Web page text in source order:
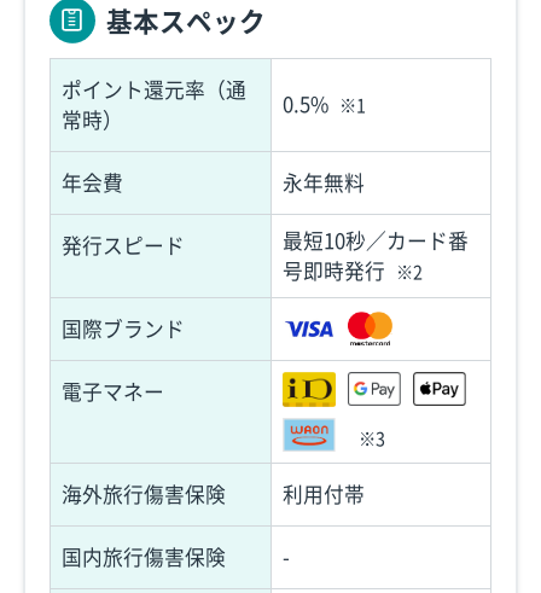
基本スペック
ポイント還元率（通
常時）
0.5% ※1
年会費 永年無料
発行スピード
最短10秒／カード番
号即時発行 ※2
国際ブランド
電子マネー
※3
海外旅行傷害保険 利用付帯
国内旅行傷害保険 -